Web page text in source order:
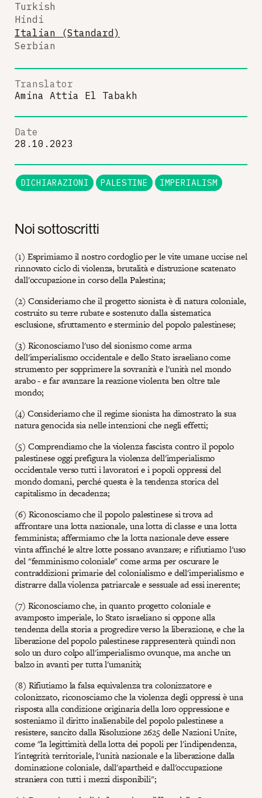
Noi sottoscritti
(1) Esprimiamo il nostro cordoglio per le vite umane uccise nel
rinnovato ciclo di violenza, brutalità e distruzione scatenato
dall'occupazione in corso della Palestina;
(2) Consideriamo che il progetto sionista è di natura coloniale,
costruito su terre rubate e sostenuto dalla sistematica
esclusione, sfruttamento e sterminio del popolo palestinese;
(3) Riconosciamo l'uso del sionismo come arma
dell'imperialismo occidentale e dello Stato israeliano come
strumento per sopprimere la sovranità e l'unità nel mondo
arabo - e far avanzare la reazione violenta ben oltre tale
mondo;
(4) Consideriamo che il regime sionista ha dimostrato la sua
natura genocida sia nelle intenzioni che negli effetti;
(5) Comprendiamo che la violenza fascista contro il popolo
palestinese oggi prefigura la violenza dell'imperialismo
occidentale verso tutti i lavoratori e i popoli oppressi del
mondo domani, perché questa è la tendenza storica del
capitalismo in decadenza;
(6) Riconosciamo che il popolo palestinese si trova ad
affrontare una lotta nazionale, una lotta di classe e una lotta
femminista; affermiamo che la lotta nazionale deve essere
vinta affinché le altre lotte possano avanzare; e rifiutiamo l'uso
del "femminismo coloniale" come arma per oscurare le
contraddizioni primarie del colonialismo e dell'imperialismo e
distrarre dalla violenza patriarcale e sessuale ad essi inerente;
(7) Riconosciamo che, in quanto progetto coloniale e
avamposto imperiale, lo Stato israeliano si oppone alla
tendenza della storia a progredire verso la liberazione, e che la
liberazione del popolo palestinese rappresenterà quindi non
solo un duro colpo all'imperialismo ovunque, ma anche un
balzo in avanti per tutta l'umanità;
(8) Rifiutiamo la falsa equivalenza tra colonizzatore e
colonizzato, riconosciamo che la violenza degli oppressi è una
risposta alla condizione originaria della loro oppressione e
sosteniamo il diritto inalienabile del popolo palestinese a
resistere, sancito dalla Risoluzione 2625 delle Nazioni Unite,
come "la legittimità della lotta dei popoli per l'indipendenza,
l'integrità territoriale, l'unità nazionale e la liberazione dalla
dominazione coloniale, dall'apartheid e dall'occupazione
straniera con tutti i mezzi disponibili";
Turkish
Hindi
Italian (Standard)
Serbian
Translator
Amina Attia El Tabakh
Date
28.10.2023
DICHIARAZIONI PALESTINE IMPERIALISM